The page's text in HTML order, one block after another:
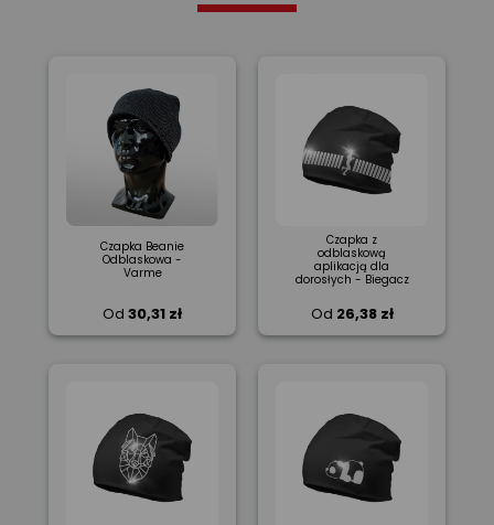
Czapka Beanie
Odblaskowa -
Varme
Od 30,31 zł
Czapka z
odblaskową
aplikacją dla
dorosłych - Biegacz
Od 26,38 zł